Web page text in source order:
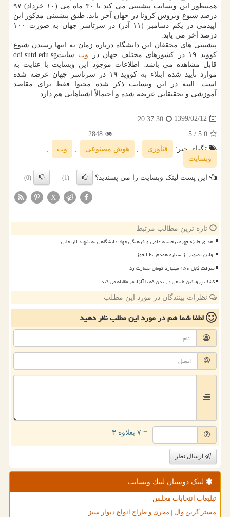
همینطور این وبسایت پیشبینی می کند تا ۳۰ ماه می (۱۰ خرداد) ۹۷
درصد شیوع ویروس کرونا در جهان آخر یابد. طبق پیشبینی مذکور این
اپیدمی در یکم دسامبر (۱۱ آذر) در سرتاسر جهان به صورت ۱۰۰
درصد آخر می یابد.
پیشبینی های محققان این دانشگاه درباره زمان به انتها رسیدن شیوع
کووید ۱۹ در کشورهای مختلف جهان در
وب
سایتddi.sutd.edu.sg
قابل مشاهده می باشد. اطلاعات موجود این وبسایت با عنایت به
موارد تأیید شده ابتلاء به کووید ۱۹ در سرتاسر جهان عرضه شده
است. البته در این وبسایت ذکر شده محتوا فقط برای مقاصد
آموزشی و تحقیقاتی عرضه شده و احتمالاً اشتباهاتی هم دارد.
1399/02/12
20:37:30
5.0
/ 5
2848
تگهای خبر:
فناوری , هوش مصنوعی , وب
,
وبسایت
این پست لینک وبسایت را می پسندید؟ (1)
(0)
X
تازه ترین مطالب مرتبط
اهدای جایزه چهره برجسته علمی و فرهنگی جهاد دانشگاهی به شهید لاریجانی
اولین تصویر از ستاره همدم ابط الجوزا
سرقت کابل ۱۵۰ میلیارد تومان خسارت زد
کشف پروتئین طبیعی در بدن که با آلزایمر مقابله می کند
نظرات بینندگان در مورد این مطلب
لطفا شما همدر مورد این مطلبنظر دهید
= ۷ بعلاوه ۳
ارسال نظر
لینک دوستان لینك وبسایت
تبلیغات انتخابات مجلس
مستر گرین وال | مجری و طراح انواع دیوار سبز